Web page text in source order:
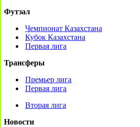
Футзал
Чемпионат Казахстана
Кубок Казахстана
Первая лига
Трансферы
Премьер лига
Первая лига
Вторая лига
Новости